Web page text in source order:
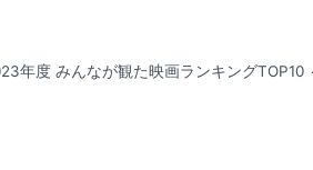
年度 みんなが観た映画ランキングTOP10